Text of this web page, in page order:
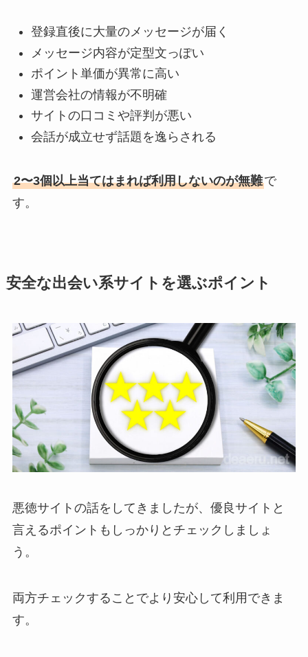
登録直後に大量のメッセージが届く
メッセージ内容が定型文っぽい
ポイント単価が異常に高い
運営会社の情報が不明確
サイトの口コミや評判が悪い
会話が成立せず話題を逸らされる
2〜3個以上当てはまれば利用しないのが無難で
す。
安全な出会い系サイトを選ぶポイント
悪徳サイトの話をしてきましたが、優良サイトと
言えるポイントもしっかりとチェックしましょ
う。
両方チェックすることでより安心して利用できま
す。